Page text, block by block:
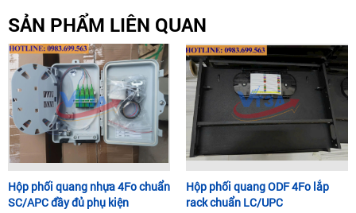
SẢN PHẨM LIÊN QUAN
Hộp phối quang nhựa 4Fo chuẩn
SC/APC đầy đủ phụ kiện
Hộp phối quang ODF 4Fo lắp
rack chuẩn LC/UPC